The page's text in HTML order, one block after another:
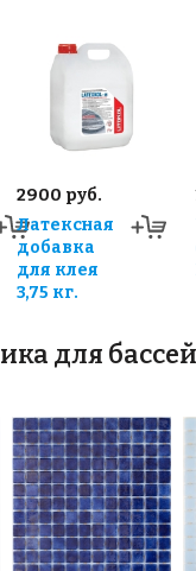
2900 руб.
Латексная
добавка
для клея
3,75 кг.
для